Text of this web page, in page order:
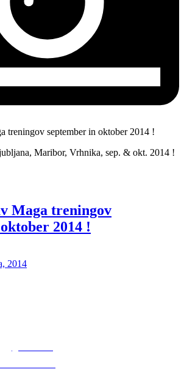
Maribor, Vrhnika, sep. & okt. 2014 !
Maga treningov
2014 !
2014